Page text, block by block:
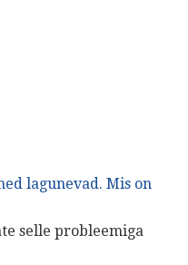
lagunevad. Mis on
selle probleemiga